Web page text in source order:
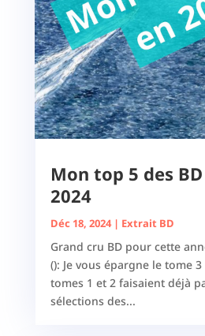
Mon top 5 des
2024
Déc 18, 2024| Extrait BD
Grand cru BD pour cette
(): Je vous épargne le tome
tomes 1 et 2 faisaient déjà
sélections des...